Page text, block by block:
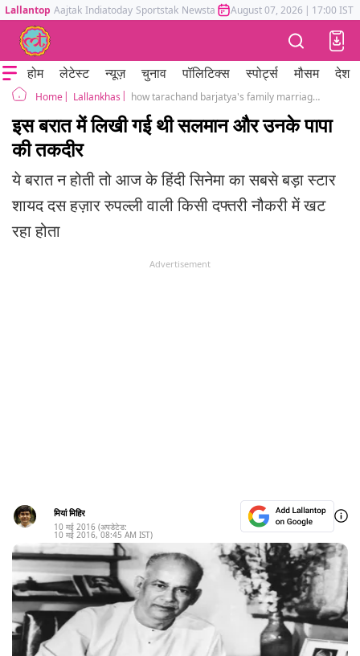
Lallantop Aajtak Indiatoday Sportstak Newstak Mumbai Tak Astrotak
August 07, 2026 | 17:00 IST
होम लेटेस्ट न्यूज़ चुनाव पॉलिटिक्स स्पोर्ट्स मौसम देश
Home Lallankhas how tarachand barjatya's family marriage opened path for the biggest bollywood star
इस बरात में लिखी गई थी सलमान और उनके पापा
की तकदीर
ये बरात न होती तो आज के हिंदी सिनेमा का सबसे बड़ा स्टार
शायद दस हज़ार रुपल्ली वाली किसी दफ्तरी नौकरी में खट
रहा होता
Advertisement
मियां मिहिर
10 मई 2016 (अपडेटेड:
10 मई 2016, 08:45 AM IST)